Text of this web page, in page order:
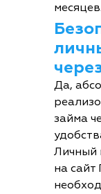
месяцев.
Да,
займа
Личный
на сайт